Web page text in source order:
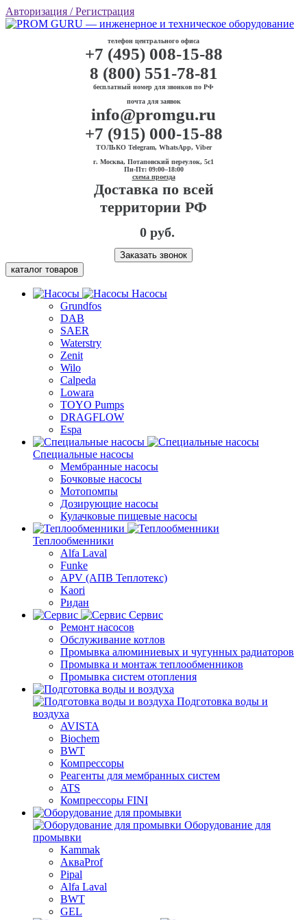
Авторизация / Регистрация
телефон центрального офиса
+7 (495) 008-15-88
8 (800) 551-78-81
бесплатный номер для звонков по РФ
почта для заявок
info@promgu.ru
+7 (915) 000-15-88
ТОЛЬКО Telegram, WhatsApp, Viber
г. Москва, Потаповский переулок, 5с1
Пн-Пт: 09:00–18:00
схема проезда
Доставка по всей
территории РФ
0 руб.
Заказать звонок
каталог товаров
Насосы
Grundfos
DAB
SAER
Waterstry
Zenit
Wilo
Calpeda
Lowara
TOYO Pumps
DRAGFLOW
Espa
Специальные насосы
Мембранные насосы
Бочковые насосы
Мотопомпы
Дозирующие насосы
Кулачковые пищевые насосы
Теплообменники
Alfa Laval
Funke
APV (АПВ Теплотекс)
Kaori
Ридан
Сервис
Ремонт насосов
Обслуживание котлов
Промывка алюминиевых и чугунных радиаторов
Промывка и монтаж теплообменников
Промывка систем отопления
Подготовка воды и
воздуха
AVISTA
Biochem
BWT
Компрессоры
Реагенты для мембранных систем
ATS
Компрессоры FINI
Оборудование для
промывки
Kammak
АкваProf
Pipal
Alfa Laval
BWT
GEL